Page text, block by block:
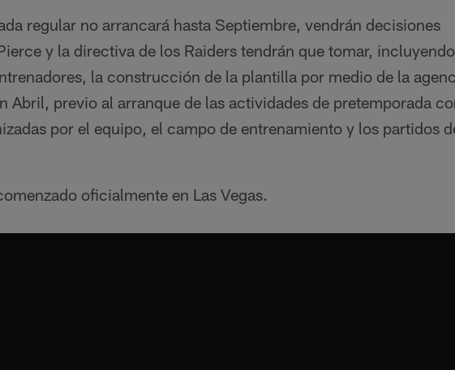
regular no arrancará hasta Septiembre, vendrán decisiones
y la directiva de los Raiders tendrán que tomar,
la construcción de la plantilla por medio de la
Abril, previo al arranque de las actividades de pretemporada
por el equipo, el campo de entrenamiento y los partidos
oficialmente en Las Vegas.